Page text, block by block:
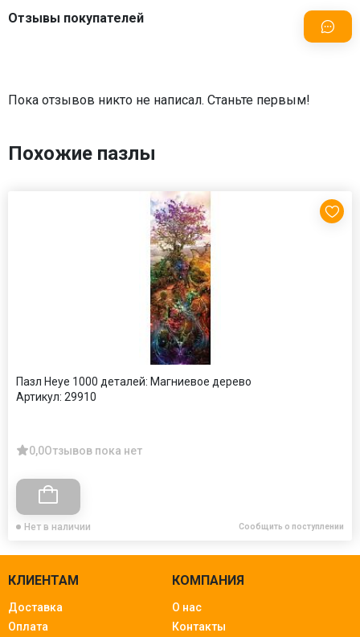
Отзывы покупателей
Пока отзывов никто не написал. Станьте первым!
Похожие пазлы
Пазл Heye 1000 деталей: Магниевое дерево
Артикул: 29910
0,0Отзывов пока нет
Нет в наличии Сообщить о поступлении
КЛИЕНТАМ
Доставка
Оплата
КОМПАНИЯ
О нас
Контакты